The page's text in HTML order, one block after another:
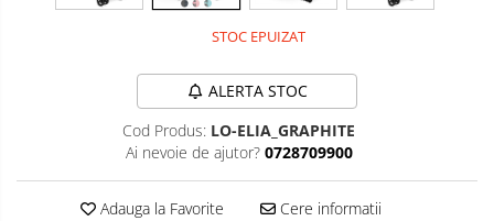
Dulap si cutii depozitare jucarii
Lampi de veghe
STOC EPUIZAT
ALERTA STOC
Cod Produs: LO-ELIA_GRAPHITE
Ai nevoie de ajutor? 0728709900
Adauga la Favorite Cere informatii